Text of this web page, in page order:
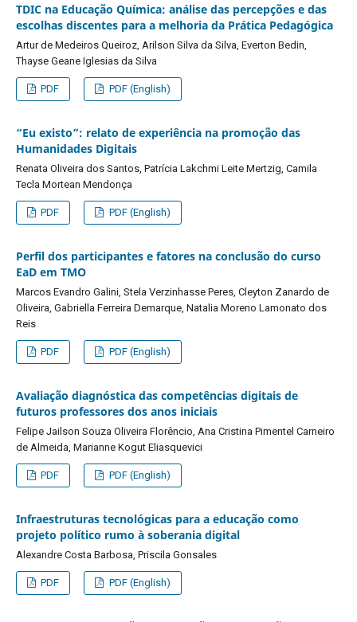
TDIC na Educação Química: análise das percepções e das
escolhas discentes para a melhoria da Prática Pedagógica
Artur de Medeiros Queiroz, Arilson Silva da Silva, Everton Bedin,
Thayse Geane Iglesias da Silva
PDF PDF (English)
“Eu existo”: relato de experiência na promoção das
Humanidades Digitais
Renata Oliveira dos Santos, Patrícia Lakchmi Leite Mertzig, Camila
Tecla Mortean Mendonça
PDF PDF (English)
Perfil dos participantes e fatores na conclusão do curso
EaD em TMO
Marcos Evandro Galini, Stela Verzinhasse Peres, Cleyton Zanardo de
Oliveira, Gabriella Ferreira Demarque, Natalia Moreno Lamonato dos
Reis
PDF PDF (English)
Avaliação diagnóstica das competências digitais de
futuros professores dos anos iniciais
Felipe Jailson Souza Oliveira Florêncio, Ana Cristina Pimentel Carneiro
de Almeida, Marianne Kogut Eliasquevici
PDF PDF (English)
Infraestruturas tecnológicas para a educação como
projeto político rumo à soberania digital
Alexandre Costa Barbosa, Priscila Gonsales
PDF PDF (English)